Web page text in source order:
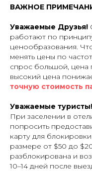
ВАЖНОЕ
Уважаемые Друзья!
работают по
ценообразования.
менять цены по
спрос большой, цена
высокий цена
точную стоимость
Уважаемые туристы!
При заселении в
попросить
карту для
размере от $50 до
разблокирована и
10–14 дней после